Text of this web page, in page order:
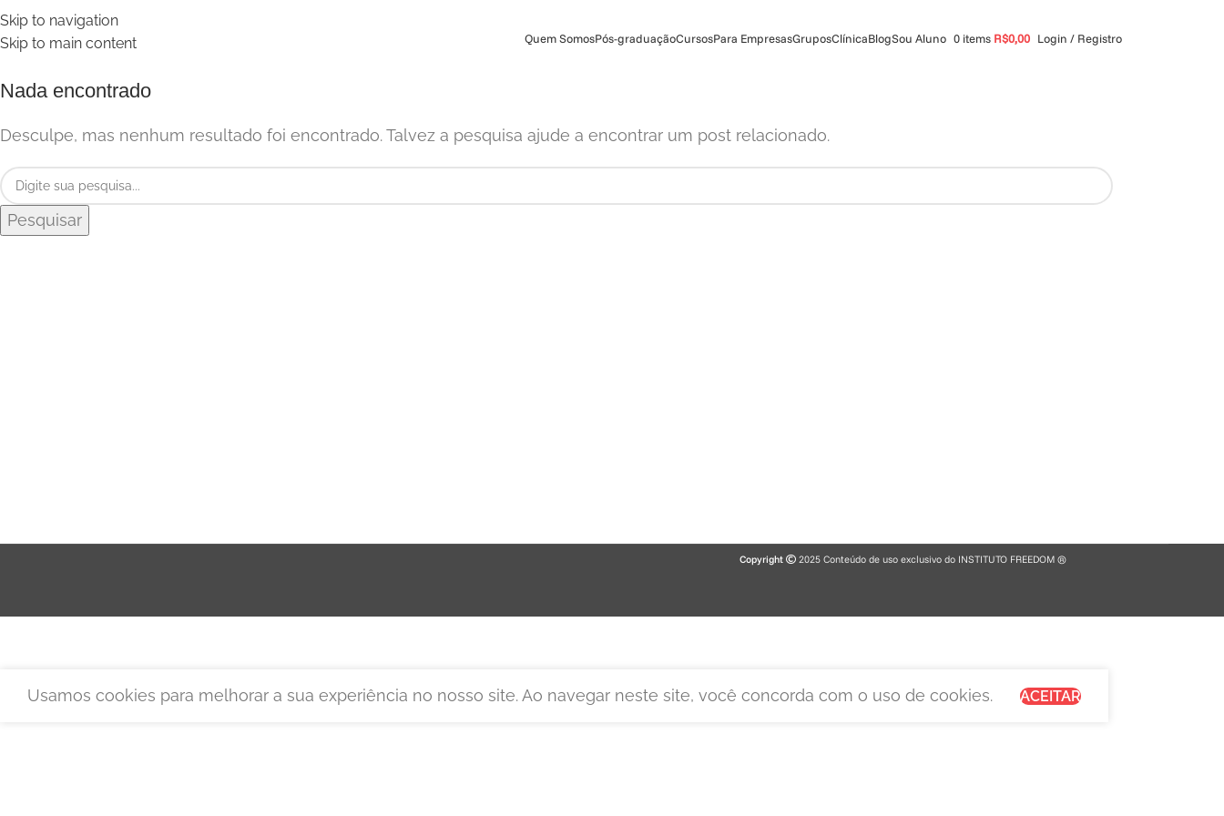
Skip to navigation
Skip to main content
Quem SomosPós-graduaçãoCursosPara EmpresasGruposClínicaBlogSou Aluno 0 items R$0,00 Login / Registro
Nada encontrado
Desculpe, mas nenhum resultado foi encontrado. Talvez a pesquisa ajude a encontrar um post relacionado.
Pesquisar
Copyright 2025 Conteúdo de uso exclusivo do INSTITUTO FREEDOM ®
Usamos cookies para melhorar a sua experiência no nosso site. Ao navegar neste site, você concorda com o uso de cookies. ACEITAR